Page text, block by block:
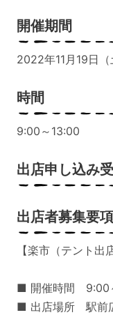
開催期間
2022年11月19日（
時間
9:00～13:00
出店申し込み
出店者募集要項
【楽市（テント出
■ 開催時間 9:00
■ 出店場所 駅前